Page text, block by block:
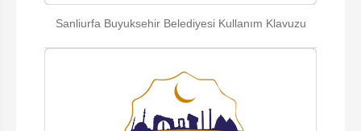
Sanliurfa Buyuksehir Belediyesi Kullanım Klavuzu